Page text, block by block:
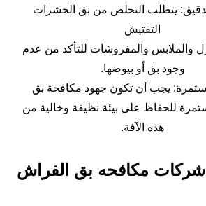
يتطلب التخلص من بق الحشرات
التفتيش
والملابس والمفروشات للتأكد من عدم
وجود بق أو بيوضها.
يجب أن تكون جهود مكافحة بق
للحفاظ على بيئة نظيفة وخالية من
هذه الآفة.
مكافحه بق الفراش